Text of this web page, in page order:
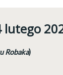
lutego
Robaka)